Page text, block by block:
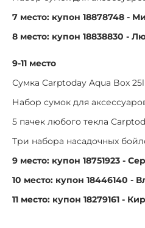
7 место: купон 18878748 -
8 место: купон 18838830 -
9-11 место
Сумка Carptoday Aqua Box 25l
Набор сумок для
5 пачек любого текла
Три набора насадочных
9 место: купон 18751923 -
10 место: купон 18446140 -
11 место: купон 18279161 -